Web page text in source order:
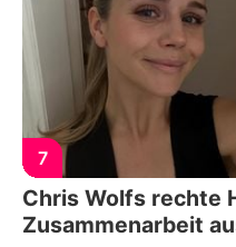
7
Chris Wolfs rechte
Zusammenarbeit